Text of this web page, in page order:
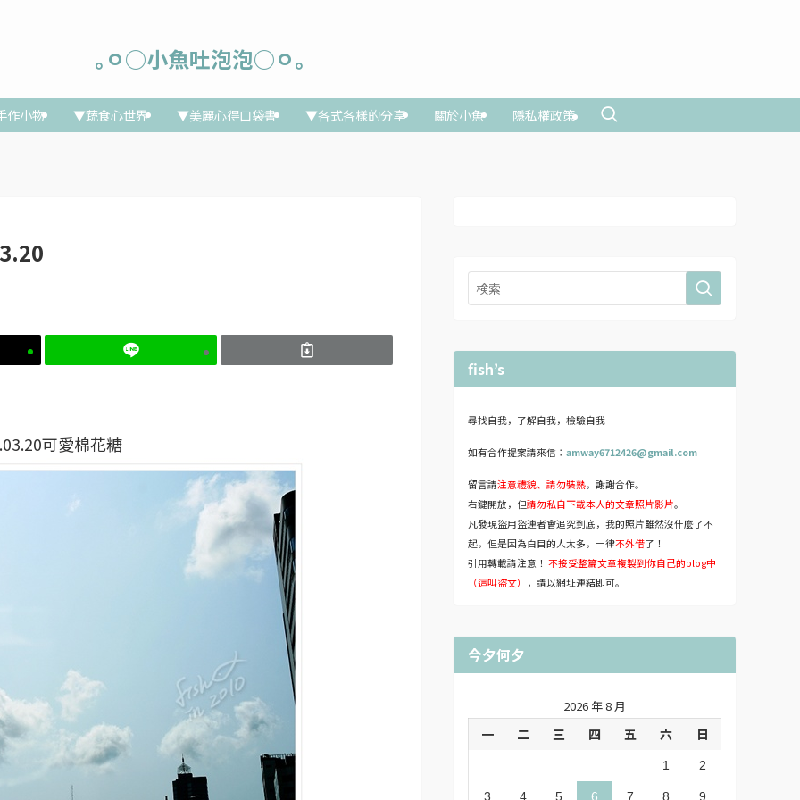
｡ㅇ○小魚吐泡泡○ㅇ｡
小物 ▼蔬食心世界 ▼美麗心得口袋書 ▼各式各樣的分享 關於小魚 隱私權政策
可愛棉花糖
fish’s
尋找自我，了解自我，檢驗自我
如有合作提案請來信： amway6712426@gmail.com
留言請注意禮貌、請勿裝熟，謝謝合作。
右鍵開放，但請勿私自下載本人的文章照片影片。
凡發現盜用盜連者會追究到底，我的照片雖然沒什麼了不
起，但是因為白目的人太多，一律不外借了！
引用轉載請注意！ 不接受整篇文章複製到你自己的blog中
（這叫盜文）
，請以網址連結即可。
今夕何夕
2026 年 8 月
一 二 三 四 五 六 日
1 2
3 4 5 6 7 8 9